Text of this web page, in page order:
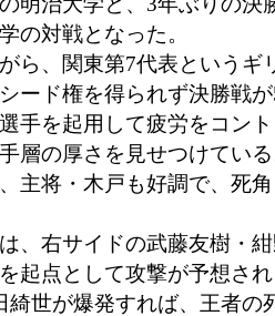
の対戦となった。
ら、関東第7代表というギ
ード権を得られず決勝戦
手を起用して疲労をコン
層の厚さを見せつけてい
主将・木戸も好調で、死
、右サイドの武藤友樹・
起点として攻撃が予想さ
綺世が爆発すれば、王者の